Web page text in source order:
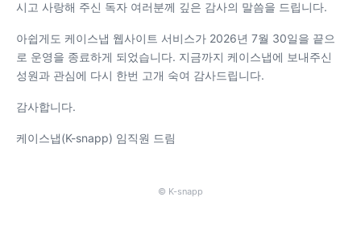
시고 사랑해 주신 독자 여러분께 깊은 감사의 말씀을 드립니다.
아쉽게도 케이스냅 웹사이트 서비스가 2026년 7월 30일을 끝으
로 운영을 종료하게 되었습니다. 지금까지 케이스냅에 보내주신
성원과 관심에 다시 한번 고개 숙여 감사드립니다.
감사합니다.
케이스냅(K-snapp) 임직원 드림
© K-snapp